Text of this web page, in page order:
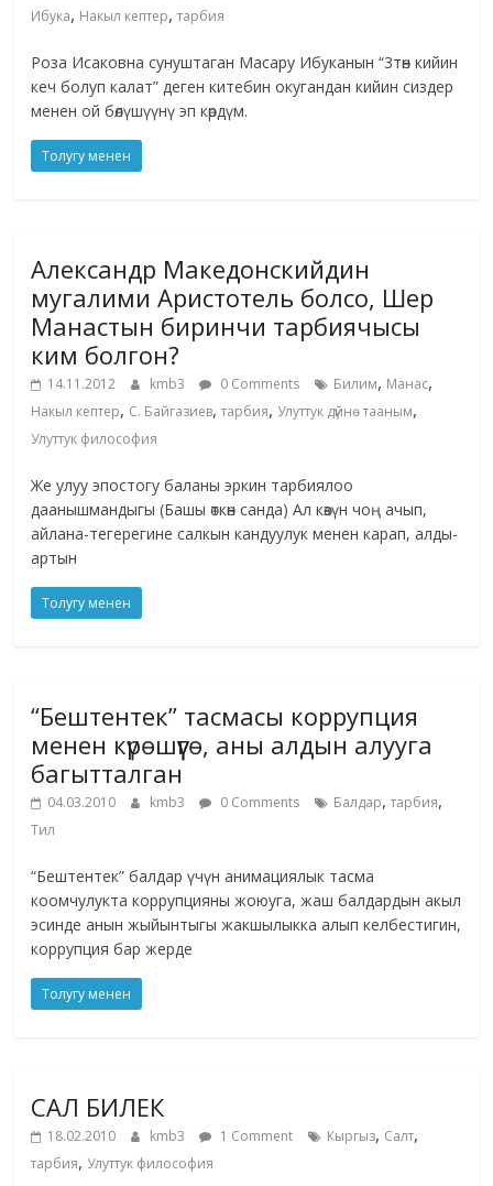
Ибука, Накыл кептер,тарбия
Роза Исаковна сунуштаган Масару Ибуканын “3төн кийин
кеч болуп калат” деген китебин окугандан кийин сиздер
менен ой бөлүшүүнү эп көрдүм.
Толугу менен
Александр Македонскийдин
мугалими Аристотель болсо, Шер
Манастын биринчи тарбиячысы
ким болгон?
14.11.2012 kmb3 0 Comments Билим, Манас,
Накыл кептер, С. Байгазиев,тарбия, Улуттук дүйнө тааным,
Улуттук философия
Же улуу эпостогу баланы эркин тарбиялоо
даанышмандыгы (Башы өткөн санда) Ал көзүн чоң ачып,
айлана-тегерегине салкын кандуулук менен карап, алды-
артын
Толугу менен
“Бештентек” тасмасы коррупция
менен күрөшүүгө, аны алдын алууга
багытталган
04.03.2010 kmb3 0 Comments Балдар,тарбия,
Тил
“Бештентек” балдар үчүн анимациялык тасма
коомчулукта коррупцияны жоюуга, жаш балдардын акыл
эсинде анын жыйынтыгы жакшылыкка алып келбестигин,
коррупция бар жерде
Толугу менен
САЛ БИЛЕК
18.02.2010 kmb3 1 Comment Кыргыз, Салт,
тарбия, Улуттук философия